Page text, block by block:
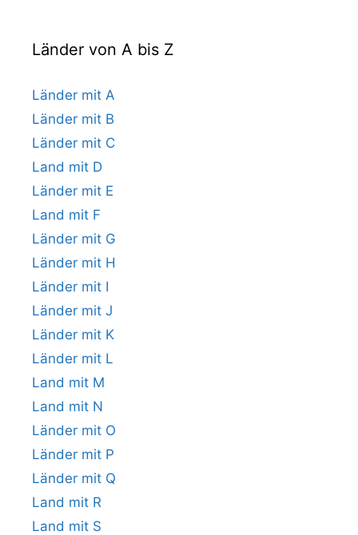
Länder von A bis Z
Länder mit A
Länder mit B
Länder mit C
Land mit D
Länder mit E
Land mit F
Länder mit G
Länder mit H
Länder mit I
Länder mit J
Länder mit K
Länder mit L
Land mit M
Land mit N
Länder mit O
Länder mit P
Länder mit Q
Land mit R
Land mit S